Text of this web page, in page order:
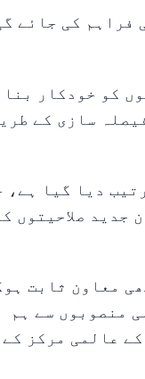
فراہم کی جائے
کو خودکار
سازی کے
دیا گیا ہے،
جدید صلاحیتوں
معاون ثابت
جیسے قومی منصوبوں سے ہم
عالمی مرکز کے